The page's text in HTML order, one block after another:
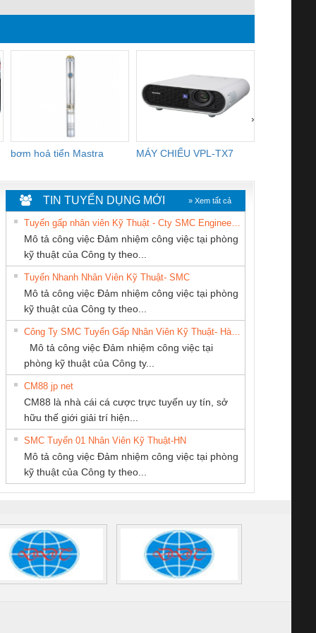
bơm hoả tiển Mastra MÁY CHIẾU VPL-TX7
›
Le An Toàn
Contact
– PSR-
SCP-
FSP/2X1/1X2
sát chuỗi
tấm pin
16I+
(2502520000)
Bộ giám sát chuỗi
tấm pin
TRANSCLINIC 16I+
1K5 L (2433950000)
Bộ giám sát dòng
TRANSCLINIC 16I+
(2008130000)
điện TRANSCLINIC
BKE 1K5.4
(7791400879)2. Giá
Nẹp nhôm chống
trơn Đà Nẵng
Tan Dong Cang
company LTD
CÔNG TY TNHH
THƯƠNG MẠI
DỊCH VỤ KỸ
THUẬT ĐIỆN CƠ
GIA HƯNG PHÁT
CÔNG TY TNHH
THIÊN ÂN VIỆT
NAM
Cty TNHH TM QC
Ba Miền
KINH DOANH
DỊCH VỤ XNK
PHƯƠNG NAM
ĐỘNG TIẾN
TIN TUYỂN DỤNG MỚI » Xem tất cả
Tuyển gấp nhân viên Kỹ Thuật - Cty SMC Engineering
Mô tả công việc Đảm nhiệm công việc tại phòng
kỹ thuật của Công ty theo...
Tuyển Nhanh Nhân Viên Kỹ Thuật- SMC
Mô tả công việc Đảm nhiệm công việc tại phòng
kỹ thuật của Công ty theo...
Công Ty SMC Tuyển Gấp Nhân Viên Kỹ Thuật- Hà Nội
Mô tả công việc Đảm nhiệm công việc tại
phòng kỹ thuật của Công ty...
CM88 jp net
CM88 là nhà cái cá cược trực tuyến uy tín, sở
hữu thế giới giải trí hiện...
SMC Tuyển 01 Nhân Viên Kỹ Thuật-HN
Mô tả công việc Đảm nhiệm công việc tại phòng
kỹ thuật của Công ty theo...